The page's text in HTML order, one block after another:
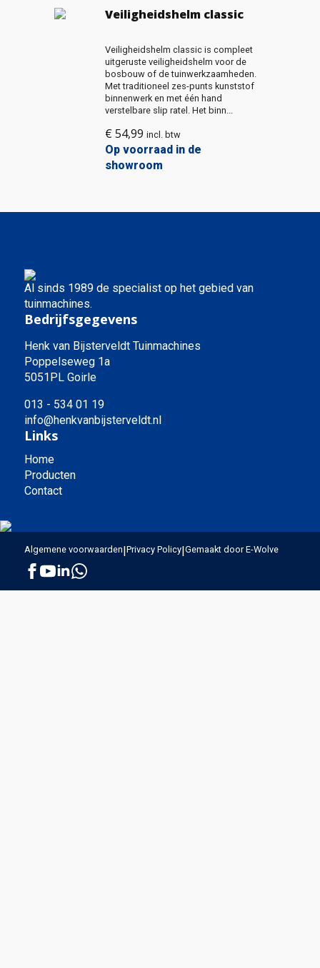
Veiligheidshelm classic
Veiligheidshelm classic is compleet
uitgeruste veiligheidshelm voor de
bosbouw of de tuinwerkzaamheden.
Met traditioneel zes-punts kunststof
binnenwerk en met één hand
verstelbare slip ratel. Het binn...
€ 54,99 incl. btw
Op voorraad in de
showroom
Al sinds 1989 de specialist op het gebied van
tuinmachines.
Bedrijfsgegevens
Henk van Bijsterveldt Tuinmachines
Poppelseweg 1a
5051PL Goirle
013 - 534 01 19
info@henkvanbijsterveldt.nl
Links
Home
Producten
Contact
Algemene voorwaarden|Privacy Policy|Gemaakt door E-Wolve